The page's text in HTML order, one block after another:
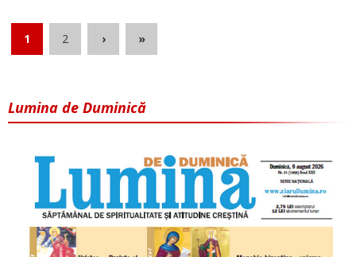
1 2 › »
Lumina de Duminică